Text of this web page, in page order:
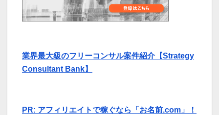
業界最大級のフリーコンサル案件紹介【Strategy
Consultant Bank】
PR: アフィリエイトで稼ぐなら「お名前.com」！